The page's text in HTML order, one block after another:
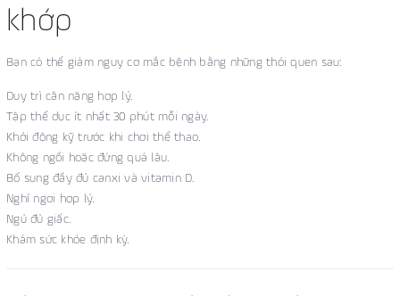
khớp
Bạn có thể giảm nguy cơ mắc bệnh bằng những thói quen sau:
Duy trì cân nặng hợp lý.
Tập thể dục ít nhất 30 phút mỗi ngày.
Khởi động kỹ trước khi chơi thể thao.
Không ngồi hoặc đứng quá lâu.
Bổ sung đầy đủ canxi và vitamin D.
Nghỉ ngơi hợp lý.
Ngủ đủ giấc.
Khám sức khỏe định kỳ.